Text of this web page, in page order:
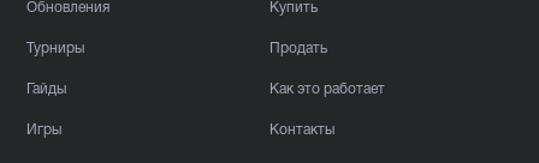
Обновления
Турниры
Гайды
Игры
Купить
Продать
Как это работает
Контакты